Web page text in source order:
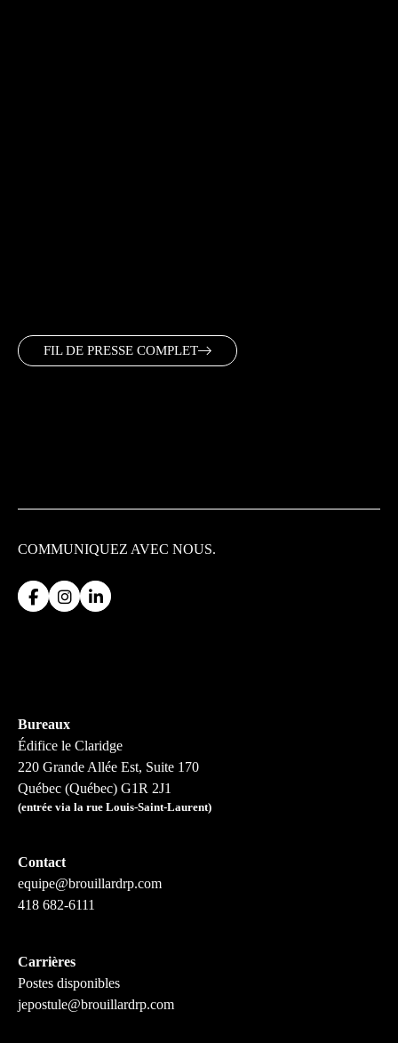
FIL DE PRESSE COMPLET
COMMUNIQUEZ AVEC NOUS.
Bureaux
Édifice le Claridge
220 Grande Allée Est, Suite 170
Québec (Québec) G1R 2J1
(entrée via la rue Louis-Saint-Laurent)
Contact
equipe@brouillardrp.com
418 682-6111
Carrières
Postes disponibles
jepostule@brouillardrp.com